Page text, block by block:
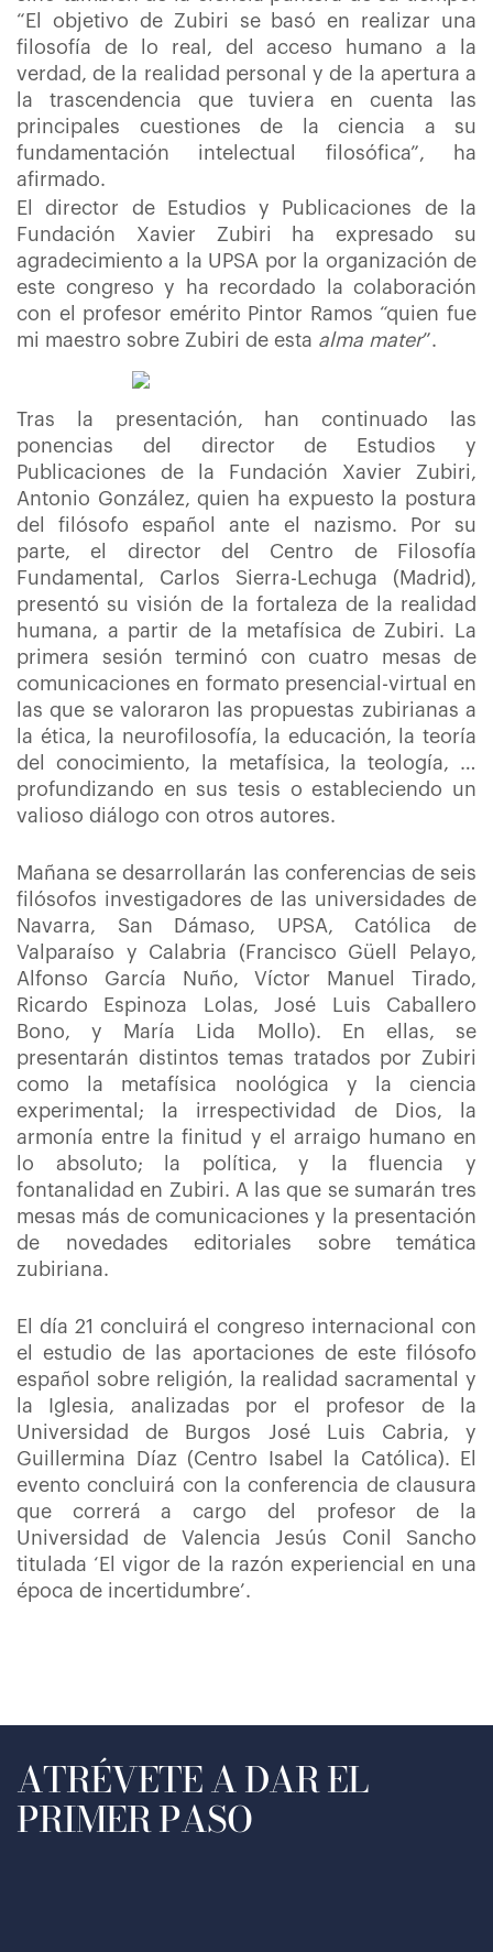
“El objetivo de Zubiri se basó en realizar una
filosofía de lo real, del acceso humano a la
verdad, de la realidad personal y de la apertura a
la trascendencia que tuviera en cuenta las
principales cuestiones de la ciencia a su
fundamentación intelectual filosófica”, ha
afirmado.
El director de Estudios y Publicaciones de la
Fundación Xavier Zubiri ha expresado su
agradecimiento a la UPSA por la organización de
este congreso y ha recordado la colaboración
con el profesor emérito Pintor Ramos “quien fue
mi maestro sobre Zubiri de esta alma mater”.
Tras la presentación, han continuado las
ponencias del director de Estudios y
Publicaciones de la Fundación Xavier Zubiri,
Antonio González, quien ha expuesto la postura
del filósofo español ante el nazismo. Por su
parte, el director del Centro de Filosofía
Fundamental, Carlos Sierra-Lechuga (Madrid),
presentó su visión de la fortaleza de la realidad
humana, a partir de la metafísica de Zubiri. La
primera sesión terminó con cuatro mesas de
comunicaciones en formato presencial-virtual en
las que se valoraron las propuestas zubirianas a
la ética, la neurofilosofía, la educación, la teoría
del conocimiento, la metafísica, la teología, …
profundizando en sus tesis o estableciendo un
valioso diálogo con otros autores.
Mañana se desarrollarán las conferencias de seis
filósofos investigadores de las universidades de
Navarra, San Dámaso, UPSA, Católica de
Valparaíso y Calabria (Francisco Güell Pelayo,
Alfonso García Nuño, Víctor Manuel Tirado,
Ricardo Espinoza Lolas, José Luis Caballero
Bono, y María Lida Mollo). En ellas, se
presentarán distintos temas tratados por Zubiri
como la metafísica noológica y la ciencia
experimental; la irrespectividad de Dios, la
armonía entre la finitud y el arraigo humano en
lo absoluto; la política, y la fluencia y
fontanalidad en Zubiri. A las que se sumarán tres
mesas más de comunicaciones y la presentación
de novedades editoriales sobre temática
zubiriana.
El día 21 concluirá el congreso internacional con
el estudio de las aportaciones de este filósofo
español sobre religión, la realidad sacramental y
la Iglesia, analizadas por el profesor de la
Universidad de Burgos José Luis Cabria, y
Guillermina Díaz (Centro Isabel la Católica). El
evento concluirá con la conferencia de clausura
que correrá a cargo del profesor de la
Universidad de Valencia Jesús Conil Sancho
titulada ‘El vigor de la razón experiencial en una
época de incertidumbre’.
ATRÉVETE A DAR EL
PRIMER PASO